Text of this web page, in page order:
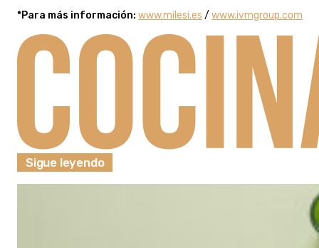
*Para más información: www.milesi.es / www.ivmgroup.com
Sigue leyendo